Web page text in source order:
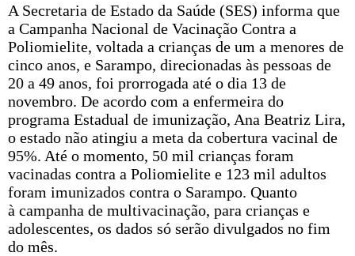
A Secretaria de Estado da Saúde (SES) informa que
a Campanha Nacional de Vacinação Contra a
Poliomielite, voltada a crianças de um a menores de
cinco anos, e Sarampo, direcionadas às pessoas de
20 a 49 anos, foi prorrogada até o dia 13 de
novembro. De acordo com a enfermeira do
programa Estadual de imunização, Ana Beatriz Lira,
o estado não atingiu a meta da cobertura vacinal de
95%. Até o momento, 50 mil crianças foram
vacinadas contra a Poliomielite e 123 mil adultos
foram imunizados contra o Sarampo. Quanto
à campanha de multivacinação, para crianças e
adolescentes, os dados só serão divulgados no fim
do mês.